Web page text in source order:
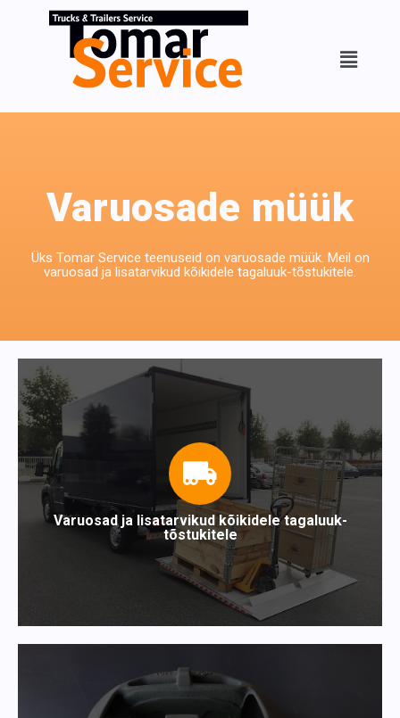
Varuosade müük
Üks Tomar Service teenuseid on varuosade müük. Meil on
varuosad ja lisatarvikud kõikidele tagaluuk-tõstukitele.
Varuosad ja lisatarvikud kõikidele tagaluuk-
tõstukitele